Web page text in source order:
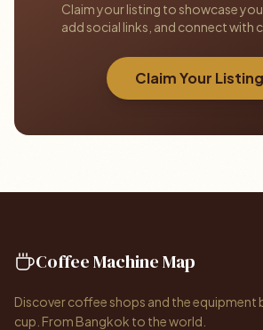
Claim your listing to showcase
add social links, and connect with
Claim Your Listing
Coffee Machine Map
Discover coffee shops and the equipment
cup. From Bangkok to the world.